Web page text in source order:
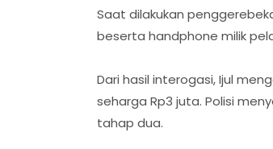
Saat dilakukan
beserta handphone milik
Dari hasil interogasi, Ijul
seharga Rp3 juta. Polisi
tahap dua.